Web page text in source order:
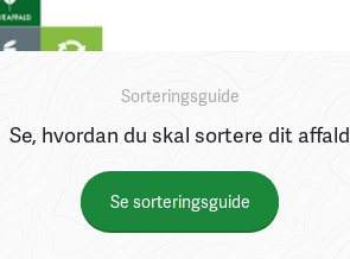
Sorteringsguide
Se, hvordan du skal sortere dit affald
Se sorteringsguide